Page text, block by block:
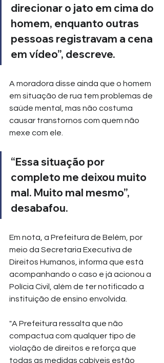
direcionar o jato em cima do
homem, enquanto outras
pessoas registravam a cena
em vídeo”, descreve.
A moradora disse ainda que o homem
em situação de rua tem problemas de
saúde mental, mas não costuma
causar transtornos com quem não
mexe com ele.
“Essa situação por
completo me deixou muito
mal. Muito mal mesmo”,
desabafou.
Em nota, a Prefeitura de Belém, por
meio da Secretaria Executiva de
Direitos Humanos, informa que está
acompanhando o caso e já acionou a
Polícia Civil, além de ter notificado a
instituição de ensino envolvida.
"A Prefeitura ressalta que não
compactua com qualquer tipo de
violação de direitos e reforça que
todas as medidas cabíveis estão